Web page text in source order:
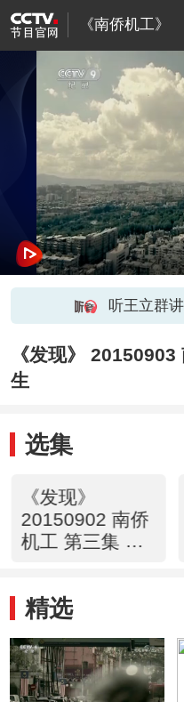
《南侨机工》
听王立群
《发现》
生
选集
《发现》
20150902 南侨
机工 第三集 浴
精选